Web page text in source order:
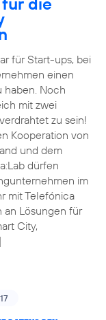
für Start-ups, bei
einen
haben. Noch
mit zwei
zu sein!
Kooperation von
und dem
dürfen
im
mit Telefónica
an Lösungen für
City,